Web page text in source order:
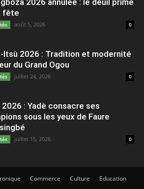
2026 annulée : le deuil prime
fête
août 5, 2026 0
Itsù 2026 : Tradition et modernité
du Grand Ogou
juillet 24, 2026 0
2026 : Yadè consacre ses
sous les yeux de Faure
juillet 15, 2026 0
Commerce Culture Education